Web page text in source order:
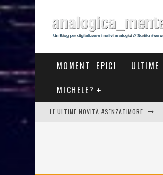
MOMENTI EPICI ULTIME
MICHELE?
LE ULTIME NOVITÀ #SENZATIMORE